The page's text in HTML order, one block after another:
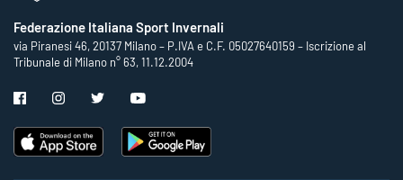
Federazione Italiana Sport Invernali
via Piranesi 46, 20137 Milano – P.IVA e C.F. 05027640159 – Iscrizione al
Tribunale di Milano n° 63, 11.12.2004